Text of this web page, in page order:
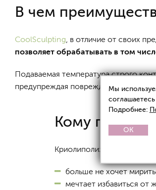
В чем
CoolSculpting , в отличие от своих
позволяет обрабатывать в том
Подаваемая температура строго
предупреждая повреждение тканей.
Кому
Криолиполиз CoolSculpting
больше не хочет
мечтает избавиться от
Мы
Подробнее:
OK